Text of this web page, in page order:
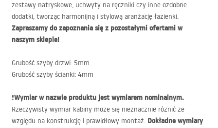
zestawy natryskowe, uchwyty na ręczniki czy inne ozdobne
dodatki, tworząc harmonijną i stylową aranżację łazienki.
Zapraszamy do zapoznania się z pozostałymi ofertami w
naszym sklepie!
Grubość szyby drzwi: 5mm
Grubość szyby ścianki: 4mm
❗Wymiar w nazwie produktu jest wymiarem nominalnym.
Rzeczywisty wymiar kabiny może się nieznacznie różnić ze
względu na konstrukcję i prawidłowy montaż. Dokładne wymiary